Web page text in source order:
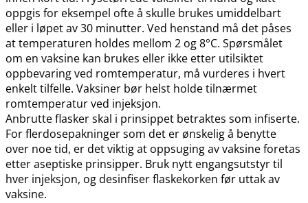
oppgis for eksempel ofte å skulle brukes umiddelbart
eller i løpet av 30 minutter. Ved henstand må det påses
at temperaturen holdes mellom 2 og 8°C. Spørsmålet
om en vaksine kan brukes eller ikke etter utilsiktet
oppbevaring ved romtemperatur, må vurderes i hvert
enkelt tilfelle. Vaksiner bør helst holde tilnærmet
romtemperatur ved injeksjon.
Anbrutte flasker skal i prinsippet betraktes som infiserte.
For flerdosepakninger som det er ønskelig å benytte
over noe tid, er det viktig at oppsuging av vaksine foretas
etter aseptiske prinsipper. Bruk nytt engangsutstyr til
hver injeksjon, og desinfiser flaskekorken før uttak av
vaksine.